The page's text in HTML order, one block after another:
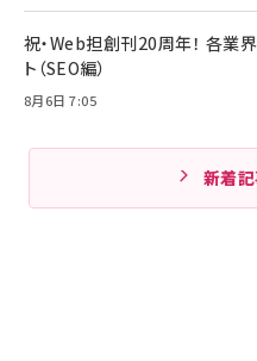
祝・Web担創刊20周年！ 各業
ト（SEO編）
8月6日 7:05
新着記